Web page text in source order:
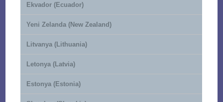
Ekvador (Ecuador)
Yeni Zelanda (New Zealand)
Litvanya (Lithuania)
Letonya (Latvia)
Estonya (Estonia)